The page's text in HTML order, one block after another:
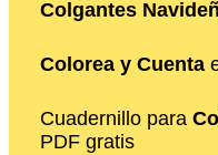
Colgantes
Colorea y Cuenta
Cuadernillo para
PDF gratis